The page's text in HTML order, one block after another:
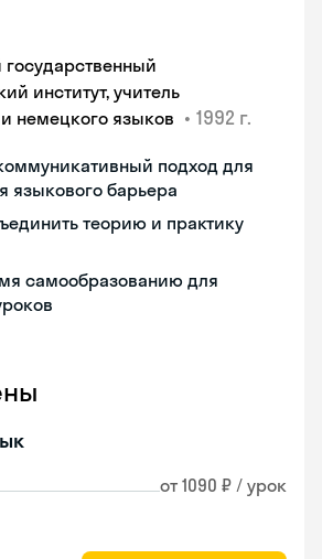
институт, учитель
немецкого языков • 1992 г.
подход для
языкового барьера
теорию и практику
самообразованию для
от 1090 ₽ / урок